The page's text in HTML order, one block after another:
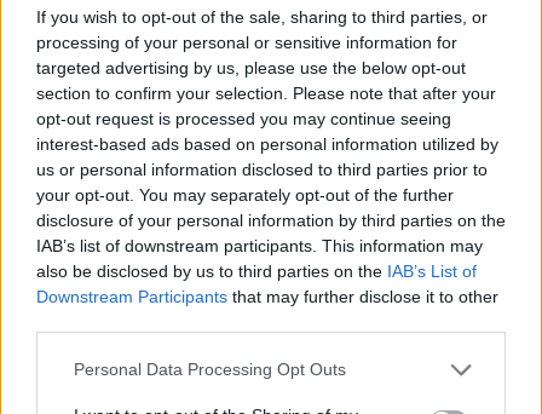
If you wish to opt-out of the sale, sharing to third parties, or
processing of your personal or sensitive information for
targeted advertising by us, please use the below opt-out
section to confirm your selection. Please note that after your
opt-out request is processed you may continue seeing
interest-based ads based on personal information utilized by
us or personal information disclosed to third parties prior to
your opt-out. You may separately opt-out of the further
disclosure of your personal information by third parties on the
IAB’s list of downstream participants. This information may
also be disclosed by us to third parties on the IAB’s List of
Downstream Participants that may further disclose it to other
Personal Data Processing Opt Outs
Új vírus terjed Magyarországon: a betegek
közel fele gyerek, kórházba is kerültek
Magyarországon megkezdődött az influenzajárvány: a
múlt héten csaknem 40 ezer ember kereste fel orvosát
influenzaszerű panaszokkal. Az országos tisztifőorvos
szerint egy új típusú influenza A vírus megjelenése is
hozzájárulhatott ahhoz, hogy az idei szezon a szokásosnál
korábban indult be.